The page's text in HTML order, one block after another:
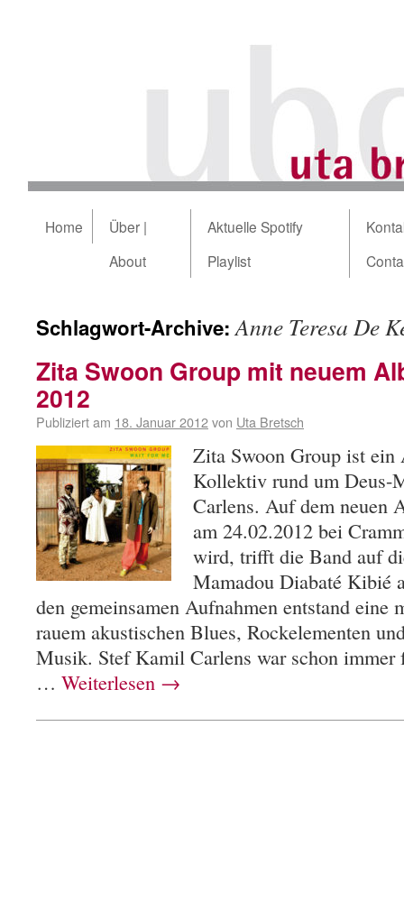
Home
Über |
About
Aktuelle Spotify
Playlist
Schlagwort-Archive:Anne Teresa De
Zita Swoon Group mit neuem
2012
Publiziert am 18. Januar 2012von Uta Bretsch
Zita Swoon Group ist
Kollektiv rund um Deus-
Carlens. Auf dem neuen
am 24.02.2012 bei
wird, trifft die Band auf
Mamadou Diabaté Kibié
den gemeinsamen Aufnahmen entstand eine
rauem akustischen Blues, Rockelementen
Musik. Stef Kamil Carlens war schon immer
… Weiterlesen →